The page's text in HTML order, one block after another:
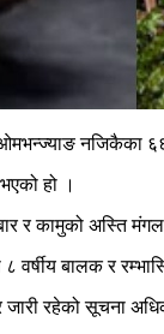
नजिकैका ६६
हो ।
र कामुको अस्ति
बालक र
रहेको सूचना